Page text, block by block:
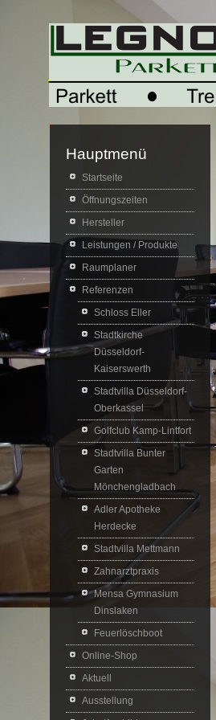
Hauptmenü
Startseite
Öffnungszeiten
Hersteller
Leistungen / Produkte
Raumplaner
Referenzen
Schloss Eller
Stadtkirche
Düsseldorf-
Kaiserswerth
Stadtvilla Düsseldorf-
Oberkassel
Golfclub Kamp-Lintfort
Stadtvilla Bunter
Garten
Mönchengladbach
Adler Apotheke
Herdecke
Stadtvilla Mettmann
Zahnarztpraxis
Mensa Gymnasium
Dinslaken
Feuerlöschboot
Online-Shop
Aktuell
Ausstellung